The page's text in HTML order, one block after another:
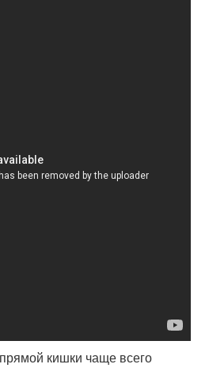
кишки чаще всего